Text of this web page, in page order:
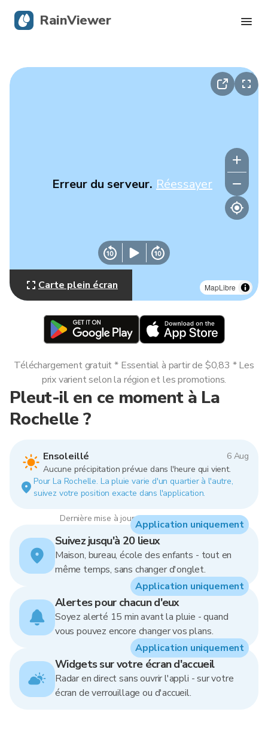
MapLibre
Erreur du serveur. Réessayer
Carte plein écran
Pleut-il en ce moment à La
Rochelle ?
Ensoleillé
6 Aug
Aucune précipitation prévue dans l'heure qui vient.
Pour La Rochelle. La pluie varie d'un quartier à l'autre,
suivez votre position exacte dans l'application.
Dernière mise à jour : 05:00, 6 Aug 2026
Téléchargement gratuit * Essential à partir de $0,83 * Les
prix varient selon la région et les promotions.
Suivez jusqu'à 20 lieux
Maison, bureau, école des enfants - tout en
même temps, sans changer d'onglet.
Application uniquement
Alertes pour chacun d'eux
Soyez alerté 15 min avant la pluie - quand
vous pouvez encore changer vos plans.
Application uniquement
Widgets sur votre écran d'accueil
Radar en direct sans ouvrir l'appli - sur votre
écran de verrouillage ou d'accueil.
Application uniquement
RainViewer